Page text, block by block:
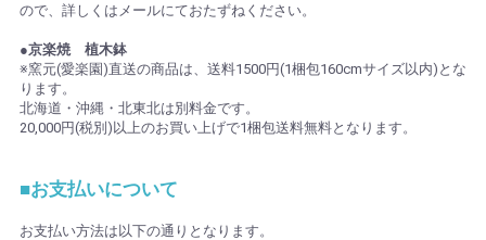
ので、詳しくはメールにておたずねください。
●京楽焼 植木鉢
※窯元(愛楽園)直送の商品は、送料1500円(1梱包160cmサイズ以内)とな
ります。
北海道・沖縄・北東北は別料金です。
20,000円(税別)以上のお買い上げで1梱包送料無料となります。
■お支払いについて
お支払い方法は以下の通りとなります。